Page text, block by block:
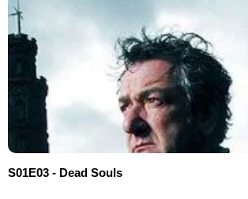
S01E03 - Dead Souls